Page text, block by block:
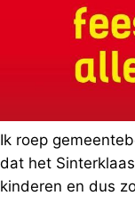
Ik roep
dat het
kinderen en dus